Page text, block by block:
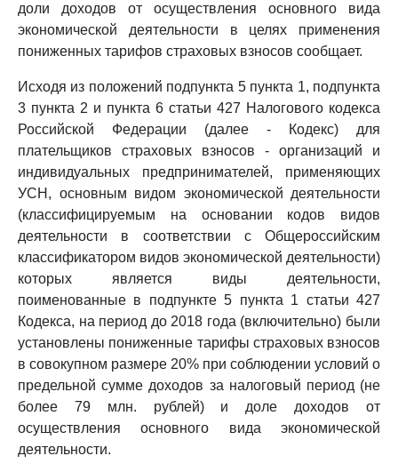
доли доходов от осуществления основного вида
экономической деятельности в целях применения
пониженных тарифов страховых взносов сообщает.
Исходя из положений подпункта 5 пункта 1, подпункта
3 пункта 2 и пункта 6 статьи 427 Налогового кодекса
Российской Федерации (далее - Кодекс) для
плательщиков страховых взносов - организаций и
индивидуальных предпринимателей, применяющих
УСН, основным видом экономической деятельности
(классифицируемым на основании кодов видов
деятельности в соответствии с Общероссийским
классификатором видов экономической деятельности)
которых является виды деятельности,
поименованные в подпункте 5 пункта 1 статьи 427
Кодекса, на период до 2018 года (включительно) были
установлены пониженные тарифы страховых взносов
в совокупном размере 20% при соблюдении условий о
предельной сумме доходов за налоговый период (не
более 79 млн. рублей) и доле доходов от
осуществления основного вида экономической
деятельности.